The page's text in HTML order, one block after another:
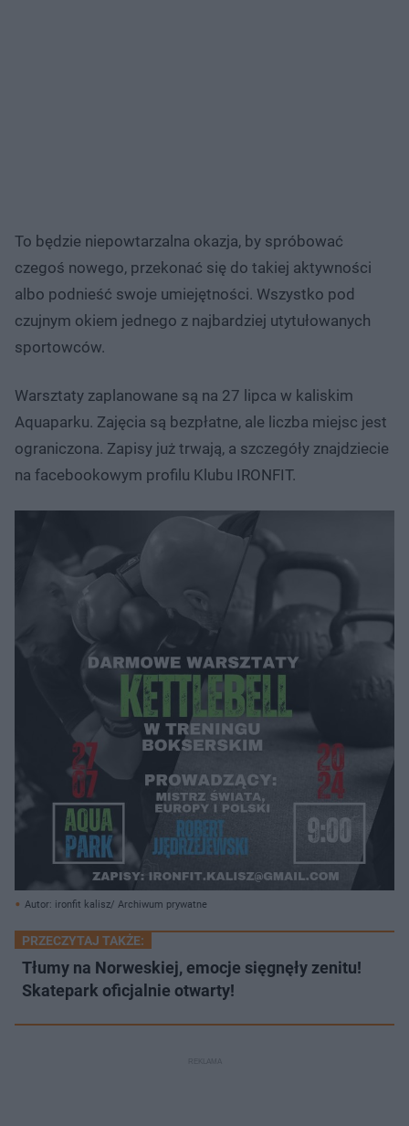
To będzie niepowtarzalna okazja, by spróbować
czegoś nowego, przekonać się do takiej aktywności
albo podnieść swoje umiejętności. Wszystko pod
czujnym okiem jednego z najbardziej utytułowanych
sportowców.
Warsztaty zaplanowane są na 27 lipca w kaliskim
Aquaparku. Zajęcia są bezpłatne, ale liczba miejsc jest
ograniczona. Zapisy już trwają, a szczegóły znajdziecie
na facebookowym profilu Klubu IRONFIT.
Autor: ironfit kalisz/ Archiwum prywatne
PRZECZYTAJ TAKŻE:
Tłumy na Norweskiej, emocje sięgnęły zenitu!
Skatepark oficjalnie otwarty!